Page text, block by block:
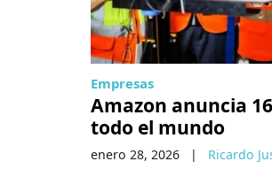
Empresas
Amazon anuncia
todo el mundo
enero 28, 2026 | Ricardo